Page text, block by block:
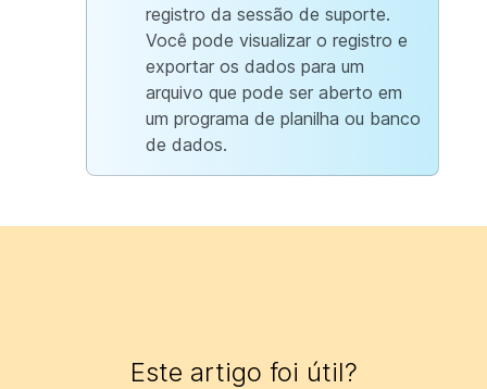
registro da sessão de suporte.
Você pode visualizar o registro e
exportar os dados para um
arquivo que pode ser aberto em
um programa de planilha ou banco
de dados.
Este artigo foi útil?